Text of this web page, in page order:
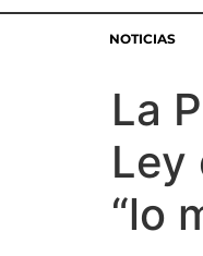
NOTICIAS
La
Ley
“lo